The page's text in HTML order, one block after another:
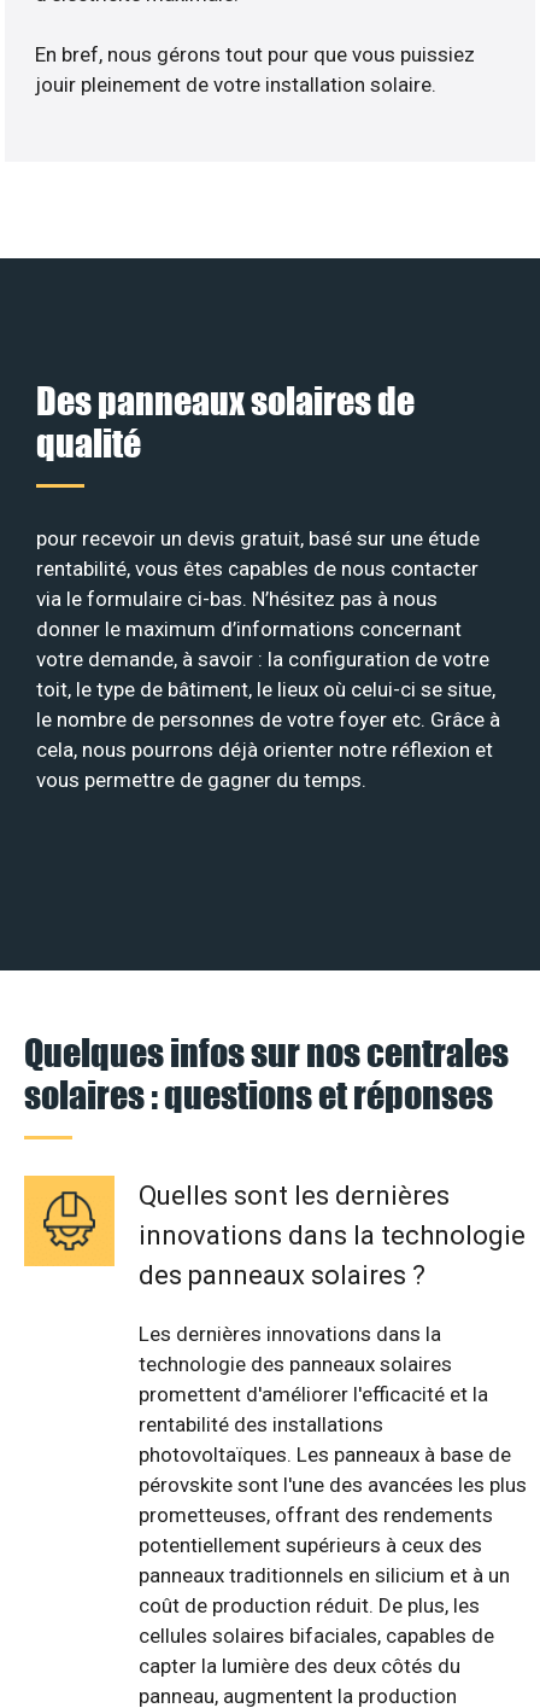
En bref, nous gérons tout pour que vous puissiez
jouir pleinement de votre installation solaire.
Des panneaux solaires de
qualité
pour recevoir un devis gratuit, basé sur une étude
rentabilité, vous êtes capables de nous contacter
via le formulaire ci-bas. N’hésitez pas à nous
donner le maximum d’informations concernant
votre demande, à savoir : la configuration de votre
toit, le type de bâtiment, le lieux où celui-ci se situe,
le nombre de personnes de votre foyer etc. Grâce à
cela, nous pourrons déjà orienter notre réflexion et
vous permettre de gagner du temps.
Quelques infos sur nos centrales
solaires : questions et réponses
Quelles sont les dernières
innovations dans la technologie
des panneaux solaires ?
Les dernières innovations dans la
technologie des panneaux solaires
promettent d'améliorer l'efficacité et la
rentabilité des installations
photovoltaïques. Les panneaux à base de
pérovskite sont l'une des avancées les plus
prometteuses, offrant des rendements
potentiellement supérieurs à ceux des
panneaux traditionnels en silicium et à un
coût de production réduit. De plus, les
cellules solaires bifaciales, capables de
capter la lumière des deux côtés du
panneau, augmentent la production